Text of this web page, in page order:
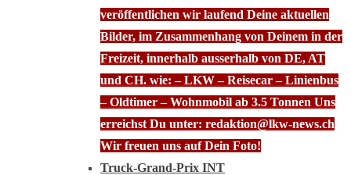
veröffentlichen wir laufend Deine aktuellen
Bilder, im Zusammenhang von Deinem in der
Freizeit, innerhalb ausserhalb von DE, AT
und CH. wie: – LKW – Reisecar – Linienbus
– Oldtimer – Wohnmobil ab 3.5 Tonnen Uns
erreichst Du unter: redaktion@lkw-news.ch
Wir freuen uns auf Dein Foto!
Truck-Grand-Prix INT